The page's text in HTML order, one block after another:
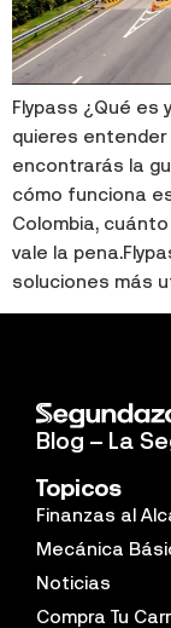
Flypass ¿Qué es
quieres entender
encontrarás la
cómo funciona
Colombia,
vale la
soluciones más
Blog – La
Topicos
Finanzas al
Mecánica
Noticias
Compra Tu